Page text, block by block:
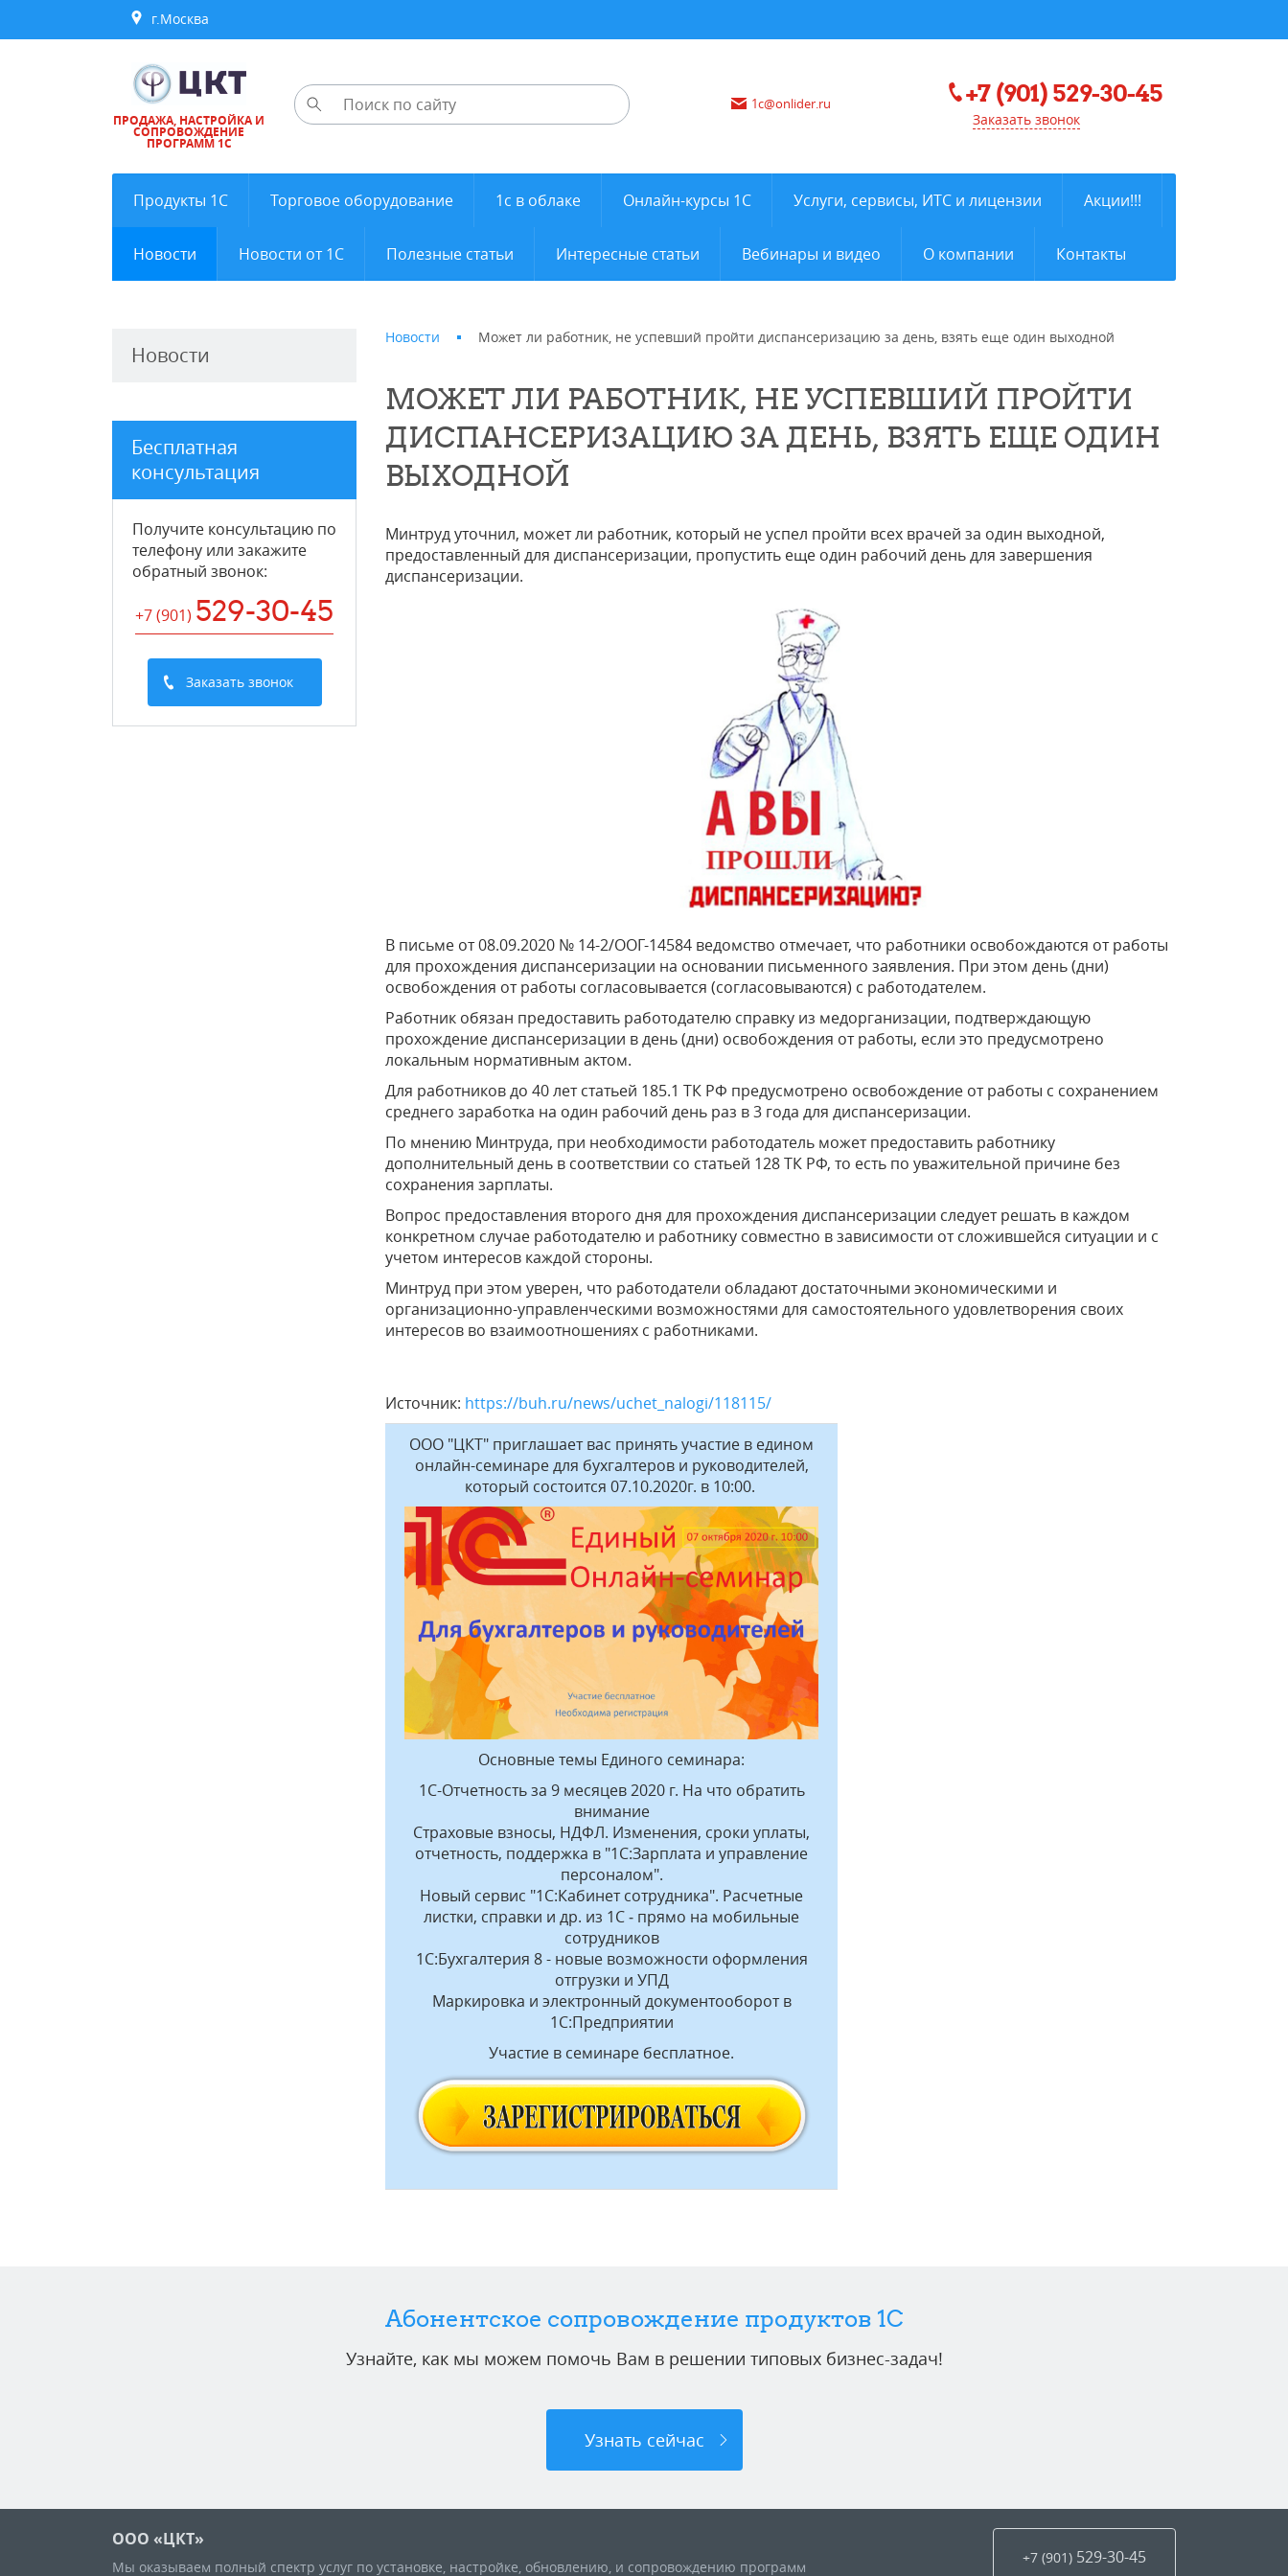
г.Москва
ПРОДАЖА, НАСТРОЙКА И
СОПРОВОЖДЕНИЕ
ПРОГРАММ 1С
1c@onlider.ru +7 (901) 529-30-45
Заказать звонок
Продукты 1С Торговое оборудование 1с в облаке Онлайн-курсы 1С Услуги, сервисы, ИТС и лицензии Акции!!!
Новости Новости от 1С Полезные статьи Интересные статьи Вебинары и видео О компании Контакты
Новости
Бесплатная
консультация
Получите консультацию по
телефону или закажите
обратный звонок:
+7 (901) 529-30-45
Заказать звонок
Новости Может ли работник, не успевший пройти диспансеризацию за день, взять еще один выходной
МОЖЕТ ЛИ РАБОТНИК, НЕ УСПЕВШИЙ ПРОЙТИ
ДИСПАНСЕРИЗАЦИЮ ЗА ДЕНЬ, ВЗЯТЬ ЕЩЕ ОДИН
ВЫХОДНОЙ
Минтруд уточнил, может ли работник, который не успел пройти всех врачей за один выходной,
предоставленный для диспансеризации, пропустить еще один рабочий день для завершения
диспансеризации.
В письме от 08.09.2020 № 14-2/ООГ-14584 ведомство отмечает, что работники освобождаются от работы
для прохождения диспансеризации на основании письменного заявления. При этом день (дни)
освобождения от работы согласовывается (согласовываются) с работодателем.
Работник обязан предоставить работодателю справку из медорганизации, подтверждающую
прохождение диспансеризации в день (дни) освобождения от работы, если это предусмотрено
локальным нормативным актом.
Для работников до 40 лет статьей 185.1 ТК РФ предусмотрено освобождение от работы с сохранением
среднего заработка на один рабочий день раз в 3 года для диспансеризации.
По мнению Минтруда, при необходимости работодатель может предоставить работнику
дополнительный день в соответствии со статьей 128 ТК РФ, то есть по уважительной причине без
сохранения зарплаты.
Вопрос предоставления второго дня для прохождения диспансеризации следует решать в каждом
конкретном случае работодателю и работнику совместно в зависимости от сложившейся ситуации и с
учетом интересов каждой стороны.
Минтруд при этом уверен, что работодатели обладают достаточными экономическими и
организационно-управленческими возможностями для самостоятельного удовлетворения своих
интересов во взаимоотношениях с работниками.
Источник: https://buh.ru/news/uchet_nalogi/118115/
ООО "ЦКТ" приглашает вас принять участие в едином
онлайн-семинаре для бухгалтеров и руководителей,
который состоится 07.10.2020г. в 10:00.
Основные темы Единого семинара:
1С-Отчетность за 9 месяцев 2020 г. На что обратить
внимание
Страховые взносы, НДФЛ. Изменения, сроки уплаты,
отчетность, поддержка в "1С:Зарплата и управление
персоналом".
Новый сервис "1С:Кабинет сотрудника". Расчетные
листки, справки и др. из 1С ‑ прямо на мобильные
сотрудников
1С:Бухгалтерия 8 - новые возможности оформления
отгрузки и УПД
Маркировка и электронный документооборот в
1С:Предприятии
Участие в семинаре бесплатное.
Абонентское сопровождение продуктов 1C
Узнайте, как мы можем помочь Вам в решении типовых бизнес-задач!
Узнать сейчас
ООО «ЦКТ»
Мы оказываем полный спектр услуг по установке, настройке, обновлению, и сопровождению программ
+7 (901) 529-30-45